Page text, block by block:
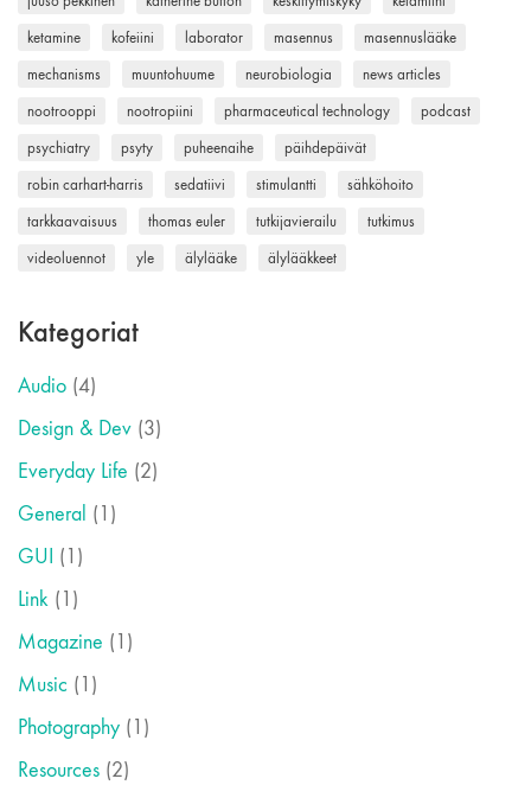
ketamine kofeiini laborator masennus masennuslääke
mechanisms muuntohuume neurobiologia news articles
nootrooppi nootropiini pharmaceutical technology podcast
psychiatry psyty puheenaihe päihdepäivät
robin carhart-harris sedatiivi stimulantti sähköhoito
tarkkaavaisuus thomas euler tutkijavierailu tutkimus
videoluennot yle älylääke älylääkkeet
Kategoriat
Audio (4)
Design & Dev (3)
Everyday Life (2)
General (1)
GUI (1)
Link (1)
Magazine (1)
Music (1)
Photography (1)
Resources (2)